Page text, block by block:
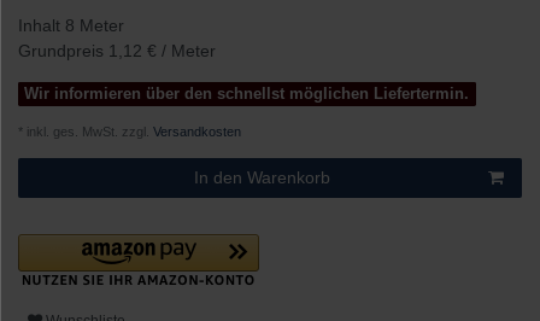
Inhalt 8 Meter
Grundpreis 1,12 € / Meter
Wir informieren über den schnellst möglichen Liefertermin.
* inkl. ges. MwSt. zzgl. Versandkosten
In den Warenkorb